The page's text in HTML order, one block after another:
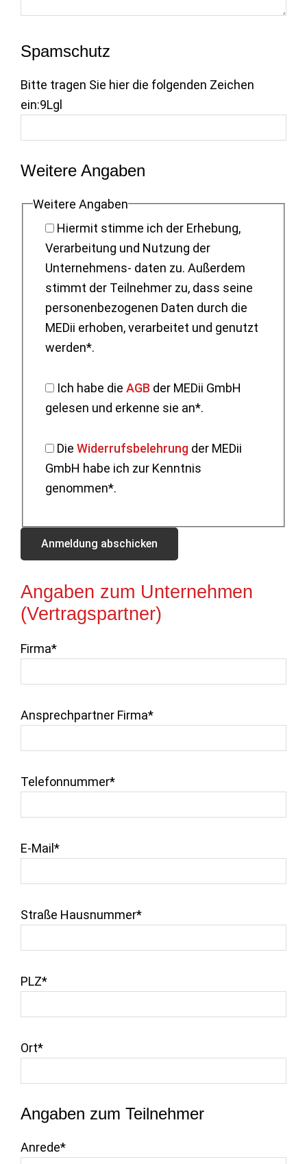
Spamschutz
Bitte tragen Sie hier die folgenden Zeichen
ein:9Lgl
Weitere Angaben
Weitere Angaben
Hiermit stimme ich der Erhebung,
Verarbeitung und Nutzung der
Unternehmens- daten zu. Außerdem
stimmt der Teilnehmer zu, dass seine
personenbezogenen Daten durch die
MEDii erhoben, verarbeitet und genutzt
werden*.
Ich habe die AGB der MEDii GmbH
gelesen und erkenne sie an*.
Die Widerrufsbelehrungder MEDii
GmbH habe ich zur Kenntnis
genommen*.
Angaben zum Unternehmen
(Vertragspartner)
Firma*
Ansprechpartner Firma*
Telefonnummer*
E-Mail*
Straße Hausnummer*
PLZ*
Ort*
Angaben zum Teilnehmer
Anrede*